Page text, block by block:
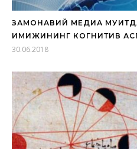
ЗАМОНАВИЙ МЕДИА
ИМИЖИНИНГ КОГНИТИВ
30.06.2018